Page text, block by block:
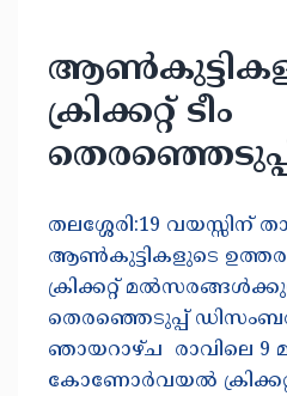
ക്രിക്കറ്റ് ടീം
തലശ്ശേരി:19 വയസ്സിന്
ആൺകുട്ടികളുടെ
ക്രിക്കറ്റ്
തെരഞ്ഞെടുപ്പ്
ഞായറാഴ്‌ച രാവിലെ 9
കോണോർവയൽ ക്രിക്കറ്റ്